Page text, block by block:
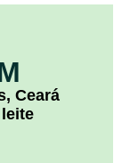
Ceará